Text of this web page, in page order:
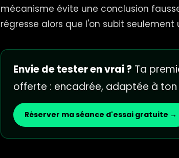
mécanisme évite une conclusion
régresse alors que l'on subit
Envie de tester en vrai ? Ta
offerte : encadrée, adaptée à
Réserver ma séance d'essai gratuite →